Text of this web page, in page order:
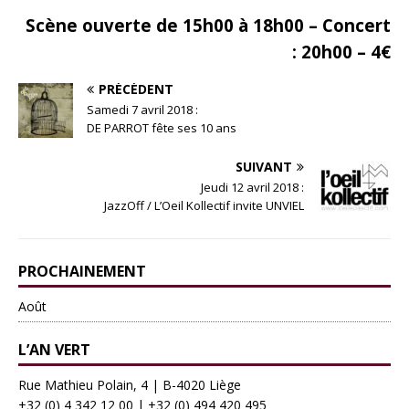
Scène ouverte de 15h00 à 18h00 – Concert
: 20h00 – 4€
PRÉCÉDENT
Samedi 7 avril 2018 :
DE PARROT fête ses 10 ans
SUIVANT
Jeudi 12 avril 2018 :
JazzOff / L’Oeil Kollectif invite UNVIEL
PROCHAINEMENT
Août
L’AN VERT
Rue Mathieu Polain, 4 | B-4020 Liège
+32 (0) 4 342 12 00 | +32 (0) 494 420 495